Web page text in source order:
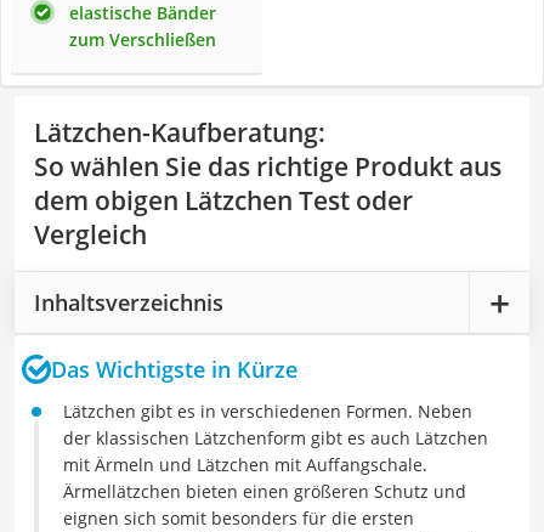
elastische Bänder
zum Verschließen
Lätzchen-Kaufberatung:
So wählen Sie das richtige Produkt aus
dem obigen Lätzchen Test oder
Vergleich
Inhaltsverzeichnis
Das Wichtigste in Kürze
Lätzchen gibt es in verschiedenen Formen. Neben
der klassischen Lätzchenform gibt es auch Lätzchen
mit Ärmeln und Lätzchen mit Auffangschale.
Ärmellätzchen bieten einen größeren Schutz und
eignen sich somit besonders für die ersten